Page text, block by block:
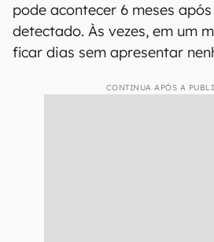
pode acontecer 6 meses
detectado. Às vezes, em um
ficar dias sem apresentar
CONTINUA APÓS A